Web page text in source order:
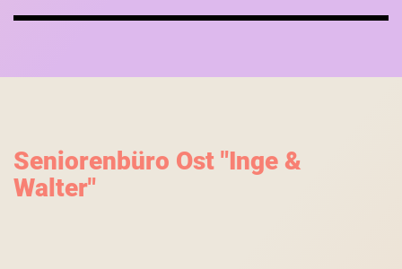
Seniorenbüro Ost "Inge &
Walter"